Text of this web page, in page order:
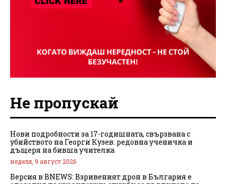
Не пропускай
Нови подробности за 17-годишната, свързвана с
убийството на Георги Кузев: редовна ученичка и
дъщеря на бивша учителка
неделя, 9 август 2026
Версия в BNEWS: Взривеният дрон в България е